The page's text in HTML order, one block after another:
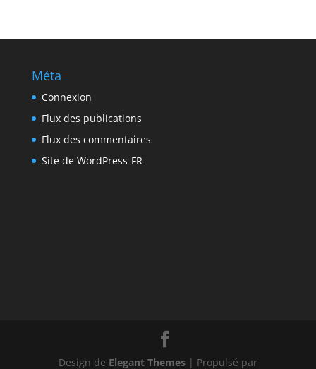
Méta
Connexion
Flux des publications
Flux des commentaires
Site de WordPress-FR
Design de Elegant Themes| Propulsé par